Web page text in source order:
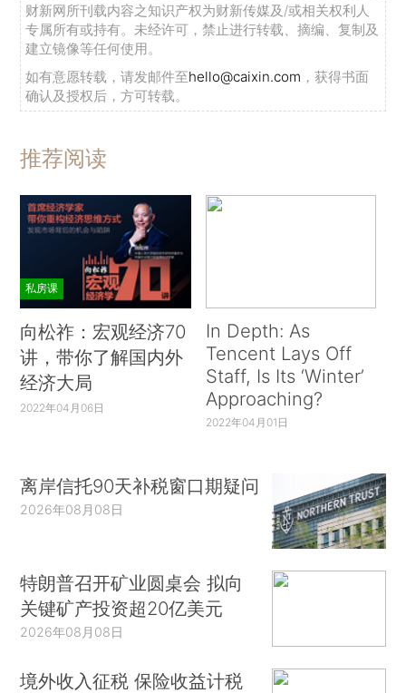
财新网所刊载内容之知识产权为财新传媒及/或相关权利人
专属所有或持有。未经许可，禁止进行转载、摘编、复制及
建立镜像等任何使用。
如有意愿转载，请发邮件至hello@caixin.com ，获得书面
确认及授权后，方可转载。
推荐阅读
私房课
向松祚：宏观经济70
讲，带你了解国内外
经济大局
2022年04月06日
In Depth: As
Tencent Lays Off
Staff, Is Its ‘Winter’
Approaching?
2022年04月01日
离岸信托90天补税窗口期疑问
2026年08月08日
特朗普召开矿业圆桌会 拟向
关键矿产投资超20亿美元
2026年08月08日
境外收入征税 保险收益计税